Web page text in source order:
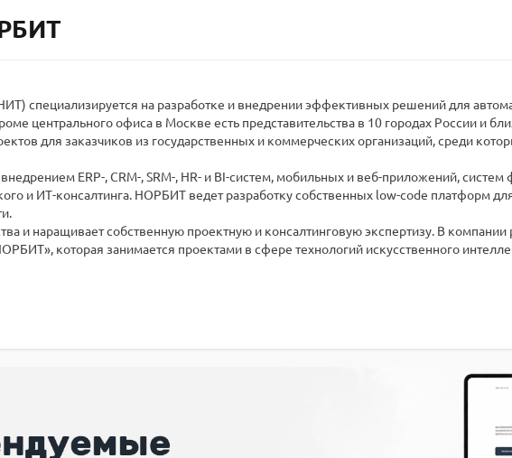
специализируется на разработке и внедрении эффективных решений для
центрального офиса в Москве есть представительства в 10 городах России и
для заказчиков из государственных и коммерческих организаций, среди
ERP-, CRM-, SRM-, HR- и BI-систем, мобильных и веб-приложений,
и ИТ-консалтинга. НОРБИТ ведет разработку собственных low-code платформ
и наращивает собственную проектную и консалтинговую экспертизу. В
которая занимается проектами в сфере технологий искусственного